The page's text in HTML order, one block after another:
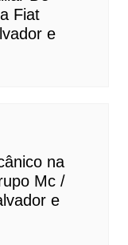
Fiat
e
na
Mc /
e